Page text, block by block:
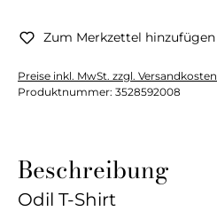
Zum Merkzettel hinzufügen
Preise inkl. MwSt. zzgl. Versandkosten
Produktnummer: 3528592008
Beschreibung
Odil T-Shirt